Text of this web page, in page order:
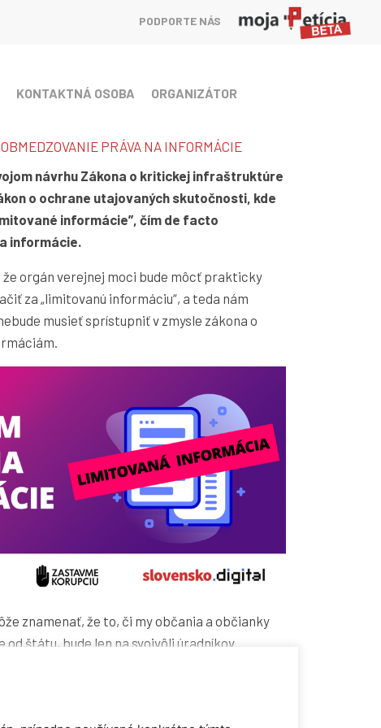
PODPORTE NÁS
KONTAKTNÁ OSOBA ORGANIZÁTOR
PRÁVA NA INFORMÁCIE
návrhu Zákona o kritickej infraštruktúre
o ochrane utajovaných skutočnosti, kde
informácie”, čím de facto
informácie.
orgán verejnej moci bude môcť prakticky
za „limitovanú informáciu“, a teda nám
musieť sprístupniť v zmysle zákona o
znamenať, že to, či my občania a občianky
štátu, bude len na svojvôli úradníkov.